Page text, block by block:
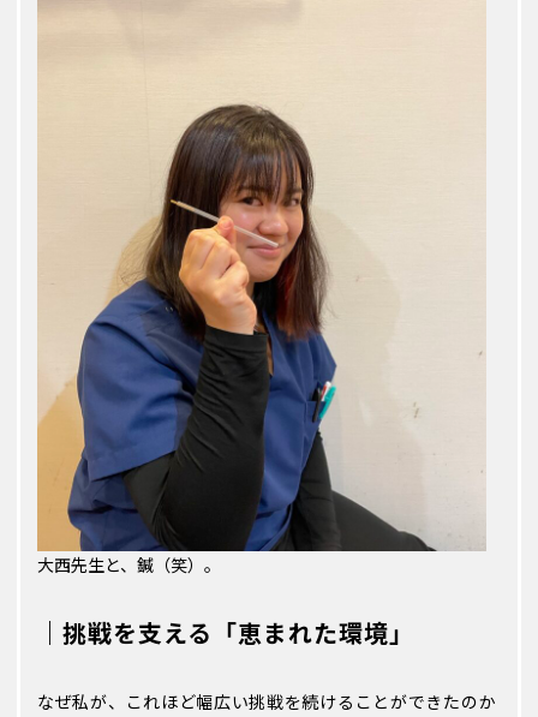
大西先生と、鍼（笑）。
｜挑戦を支える「恵まれた環境」
なぜ私が、これほど幅広い挑戦を続けることができたのか